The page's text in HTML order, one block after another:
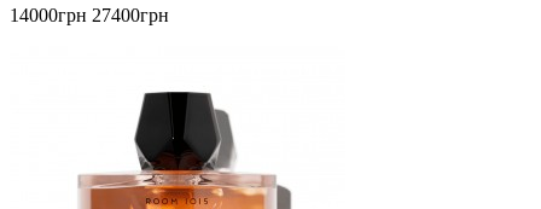
14000грн 27400грн